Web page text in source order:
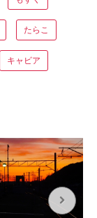
たらこ
キャビア